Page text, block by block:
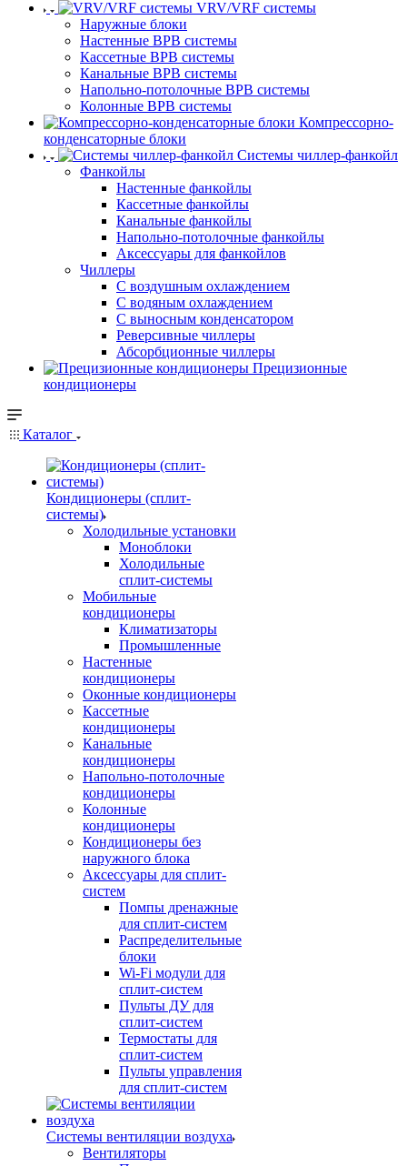
VRV/VRF системы
Наружные блоки
Настенные ВРВ системы
Кассетные ВРВ системы
Канальные ВРВ системы
Напольно-потолочные ВРВ системы
Колонные ВРВ системы
Компрессорно-
конденсаторные блоки
Системы чиллер-фанкойл
Фанкойлы
Настенные фанкойлы
Кассетные фанкойлы
Канальные фанкойлы
Напольно-потолочные фанкойлы
Аксессуары для фанкойлов
Чиллеры
С воздушным охлаждением
С водяным охлаждением
С выносным конденсатором
Реверсивные чиллеры
Абсорбционные чиллеры
Прецизионные
кондиционеры
Каталог
Кондиционеры (сплит-
системы)
Холодильные установки
Моноблоки
Холодильные
сплит-системы
Мобильные
кондиционеры
Климатизаторы
Промышленные
Настенные
кондиционеры
Оконные кондиционеры
Кассетные
кондиционеры
Канальные
кондиционеры
Напольно-потолочные
кондиционеры
Колонные
кондиционеры
Кондиционеры без
наружного блока
Аксессуары для сплит-
систем
Помпы дренажные
для сплит-систем
Распределительные
блоки
Wi-Fi модули для
сплит-систем
Пульты ДУ для
сплит-систем
Термостаты для
сплит-систем
Пульты управления
для сплит-систем
Системы вентиляции воздуха
Вентиляторы